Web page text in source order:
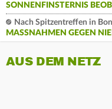
SONNENFINSTERNIS
Nach Spitzentreffen in
MASSNAHMEN GEGEN
AUS DEM NETZ